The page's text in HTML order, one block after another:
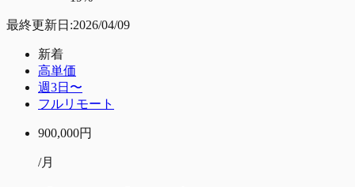
最終更新日:2026/04/09
新着
高単価
週3日〜
フルリモート
900,000円
/月